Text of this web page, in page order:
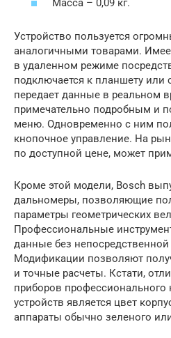
Масса – 0,09 кг.
Устройство пользуется
аналогичными товарами.
в удаленном режиме
подключается к планшету или
передает данные в реальном
примечательно подробным и
меню. Одновременно с ним
кнопочное управление. На
по доступной цене, может
Кроме этой модели, Bosch
дальномеры, позволяющие
параметры геометрических
Профессиональные
данные без непосредственной
Модификации позволяют
и точные расчеты. Кстати,
приборов
устройств является цвет
аппараты обычно зеленого